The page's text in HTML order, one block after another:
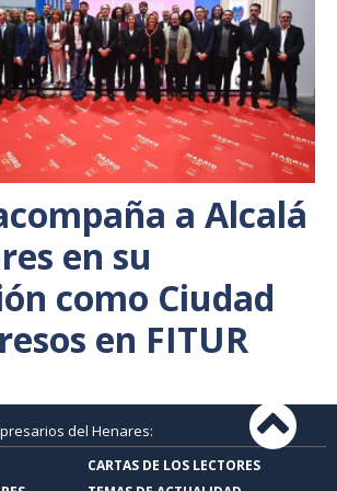
a Alcalá
en su
como Ciudad
en FITUR
del Henares:
CARTAS DE LOS LECTORES